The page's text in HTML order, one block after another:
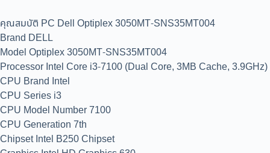
คุณสมบัติ PC Dell Optiplex 3050MT-SNS35MT004
Brand DELL
Model Optiplex 3050MT-SNS35MT004
Processor Intel Core i3-7100 (Dual Core, 3MB Cache, 3.9GHz)
CPU Brand Intel
CPU Series i3
CPU Model Number 7100
CPU Generation 7th
Chipset Intel B250 Chipset